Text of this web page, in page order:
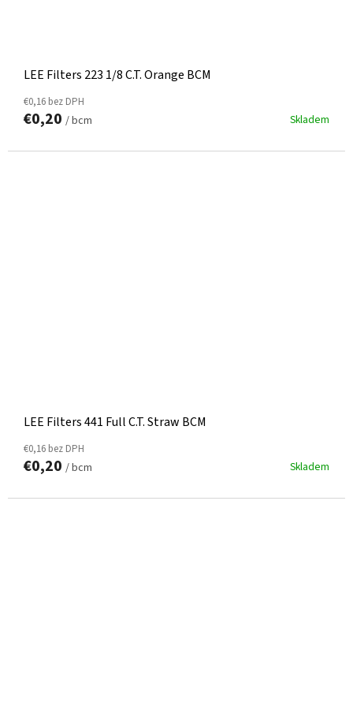
LEE Filters 223 1/8 C.T. Orange BCM
Skladem
€0,16 bez DPH
€0,20 / bcm
LEE Filters 441 Full C.T. Straw BCM
Skladem
€0,16 bez DPH
€0,20 / bcm